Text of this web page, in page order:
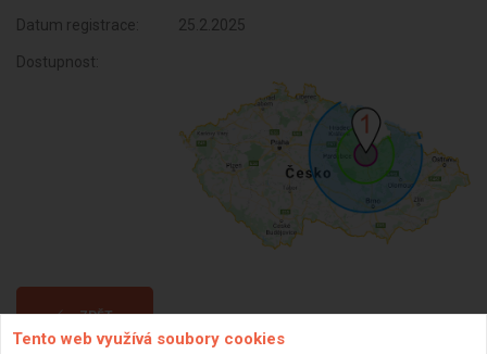
Datum registrace: 25.2.2025
Dostupnost:
ZPĚT
Tento web využívá soubory cookies